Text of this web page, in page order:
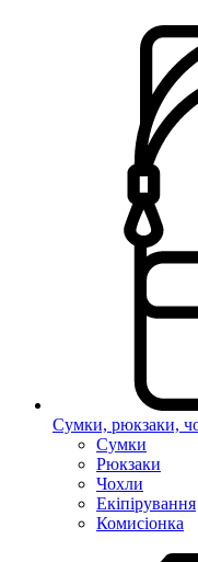
Сумки, рюкзаки,
Сумки
Рюкзаки
Чохли
Екіпірування
Комисіонка